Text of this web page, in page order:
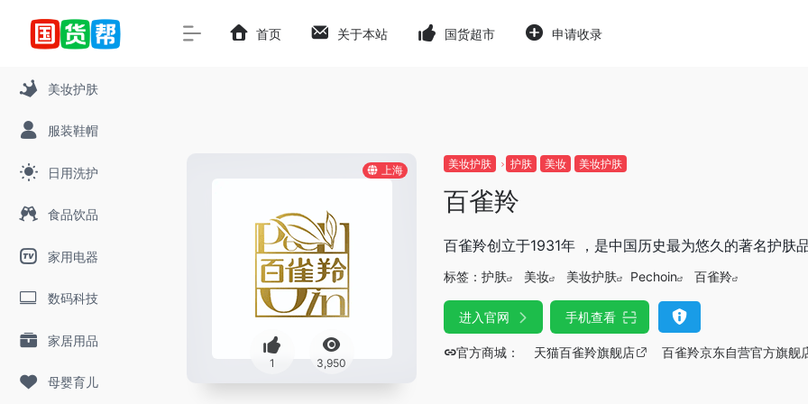
美妆护肤
服装鞋帽
日用洗护
食品饮品
家用电器
数码科技
家居用品
母婴育儿
首页 关于本站 国货超市 申请收录
上海
1 3,950
美妆护肤 护肤 美妆 美妆护肤
百雀羚
百雀羚创立于1931年 ，是中国历史最为悠久的著名护肤品
标签： 护肤 美妆 美妆护肤 Pechoin 百雀羚
进入官网 手机查看
官方商城： 天猫百雀羚旗舰店 百雀羚京东自营官方旗舰